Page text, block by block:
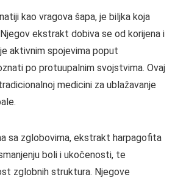
kao vragova šapa, je biljka koja
ekstrakt dobiva se od korijena i
aktivnim spojevima poput
po protuupalnim svojstvima. Ovaj
medicini za ublažavanje
sa zglobovima, ekstrakt harpagofita
boli i ukočenosti, te
zglobnih struktura. Njegove